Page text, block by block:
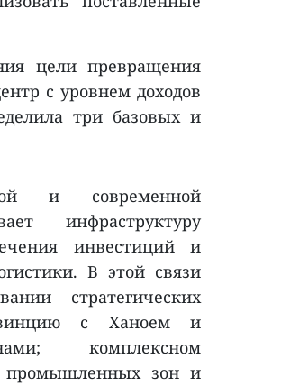
цели превращения
с уровнем доходов
три базовых и
и современной
инфраструктуру
инвестиций и
В этой связи
стратегических
с Ханоем и
комплексном
промышленных зон и